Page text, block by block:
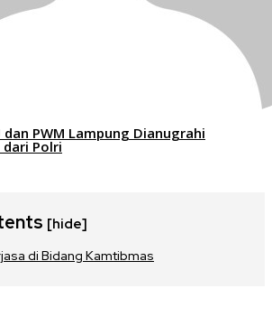
dan PWM Lampung Dianugrahi
dari Polri
[hide]
di Bidang Kamtibmas